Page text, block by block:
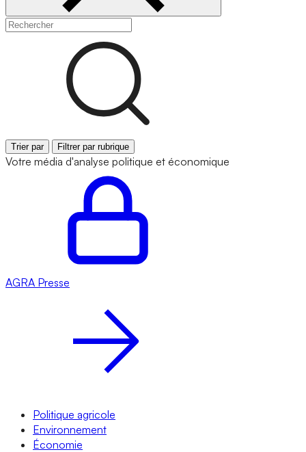
Trier par Filtrer par rubrique
Votre média d'analyse politique et économique
AGRA Presse
Politique agricole
Environnement
Économie